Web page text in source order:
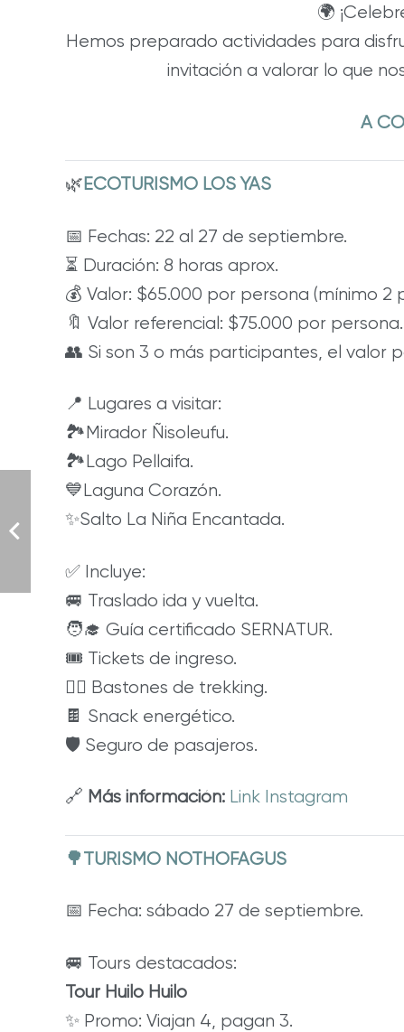
🌍
Hemos preparado actividades para
invitación a valorar lo que
A
🌿ECOTURISMO LOS YAS
📅 Fechas: 22 al 27 de septiembre.
⏳ Duración: 8 horas aprox.
💰 Valor: $65.000 por persona (mínimo 2
🔖 Valor referencial: $75.000 por persona.
👥 Si son 3 o más participantes, el valor
📍 Lugares a visitar:
🏞️Mirador Ñisoleufu.
🏞️Lago Pellaifa.
💙Laguna Corazón.
✨Salto La Niña Encantada.
✅ Incluye:
🚐 Traslado ida y vuelta.
🧑‍🎓 Guía certificado SERNATUR.
🎟️ Tickets de ingreso.
🚶‍♂️ Bastones de trekking.
🍫 Snack energético.
🛡️ Seguro de pasajeros.
🔗 Más información: Link Instagram
🌳TURISMO NOTHOFAGUS
📅 Fecha: sábado 27 de septiembre.
🚐 Tours destacados:
Tour Huilo Huilo
✨ Promo: Viajan 4, pagan 3.